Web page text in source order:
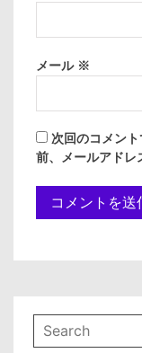
メール ※
次回のコメン
前、メールアドレ